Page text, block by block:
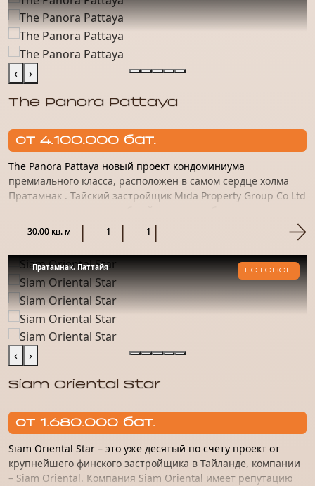
‹ ›
The Panora Pattaya
от 4.100.000 бат.
The Panora Pattaya новый проект кондоминиума
премиального класса, расположен в самом сердце холма
Пратамнак . Тайский застройщик Mida Property Group Co Ltd
30.00 кв. м 1 1
Пратамнак, Паттайя ГОТОВОЕ
‹ ›
Siam Oriental Star
от 1.680.000 бат.
Siam Oriental Star – это уже десятый по счету проект от
крупнейшего финского застройщика в Тайланде, компании
– Siam Oriental. Компания Siam Oriental имеет репутацию